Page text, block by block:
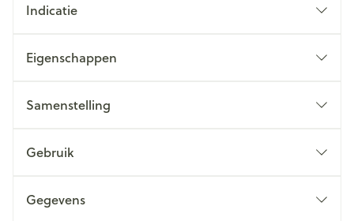
Indicatie
Eigenschappen
Samenstelling
Gebruik
Gegevens